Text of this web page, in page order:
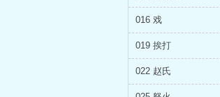
016 戏
019 挨打
022 赵氏